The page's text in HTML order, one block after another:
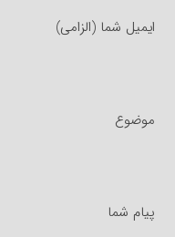
ایمیل شما (الزامی)
موضوع
پیام شما